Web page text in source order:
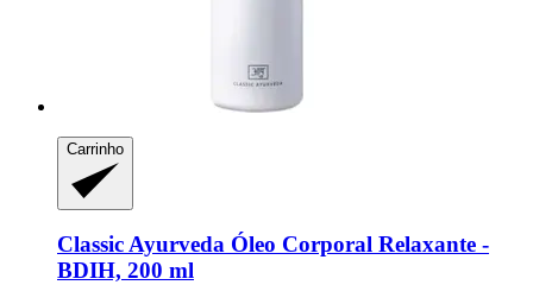
Carrinho
Classic Ayurveda Óleo Corporal Relaxante -​
BDIH, 200 ml